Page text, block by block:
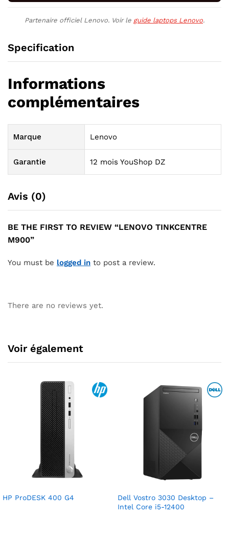
Partenaire officiel Lenovo. Voir le guide laptops Lenovo.
Specification
Informations
complémentaires
Marque Lenovo
Garantie 12 mois YouShop DZ
Avis (0)
BE THE FIRST TO REVIEW “LENOVO TINKCENTRE
M900”
You must be logged in to post a review.
There are no reviews yet.
Voir également
HP ProDESK 400 G4
Dell Vostro 3030 Desktop –
Intel Core i5-12400